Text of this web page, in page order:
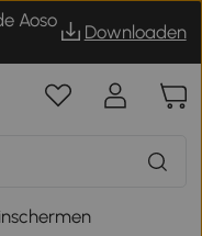
Aoso
Downloaden